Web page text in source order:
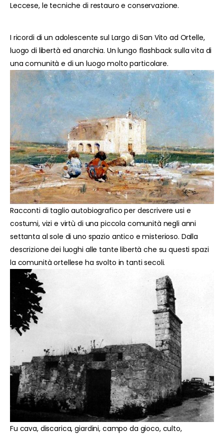
Leccese, le tecniche di restauro e conservazione.
I ricordi di un adolescente sul Largo di San Vito ad Ortelle,
luogo di libertà ed anarchia. Un lungo flashback sulla vita di
una comunità e di un luogo molto particolare.
Racconti di taglio autobiografico per descrivere usi e
costumi, vizi e virtù di una piccola comunità negli anni
settanta al sole di uno spazio antico e misterioso. Dalla
descrizione dei luoghi alle tante libertà che su questi spazi
la comunità ortellese ha svolto in tanti secoli.
Fu cava, discarica, giardini, campo da gioco, culto,